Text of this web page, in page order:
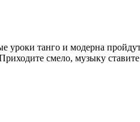
уроки танго и модерна
смело, музыку